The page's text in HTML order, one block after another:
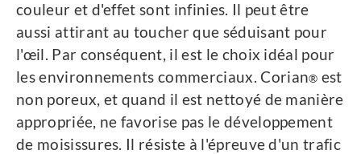
couleur et d'effet sont infinies. Il peut être
aussi attirant au toucher que séduisant pour
l'œil. Par conséquent, il est le choix idéal pour
les environnements commerciaux. Corian® est
non poreux, et quand il est nettoyé de manière
appropriée, ne favorise pas le développement
de moisissures. Il résiste à l'épreuve d'un trafic